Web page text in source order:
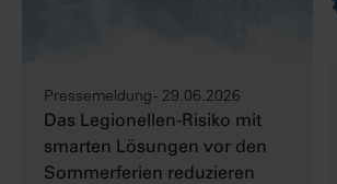
Pressemeldung - 29.06.2026
Das Legionellen-Risiko mit
smarten Lösungen vor den
Sommerferien reduzieren